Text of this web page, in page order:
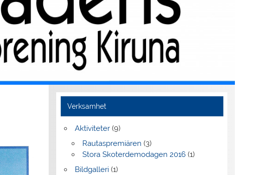
Verksamhet
Aktiviteter(9)
Rautaspremiären (3)
Stora Skoterdemodagen 2016 (1)
Bildgalleri(1)